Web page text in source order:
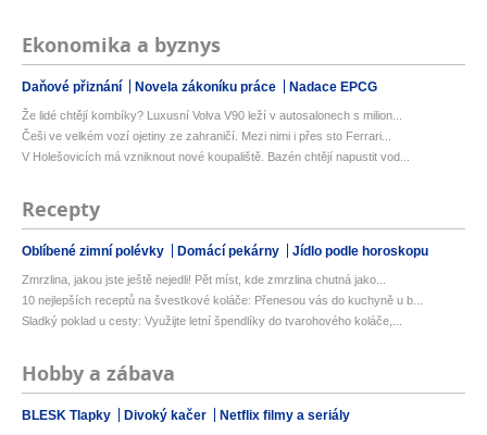
Ekonomika a byznys
Daňové přiznání Novela zákoníku práce Nadace EPCG
Že lidé chtějí kombíky? Luxusní Volva V90 leží v autosalonech s milion...
Češi ve velkém vozí ojetiny ze zahraničí. Mezi nimi i přes sto Ferrari...
V Holešovicích má vzniknout nové koupaliště. Bazén chtějí napustit vod...
Recepty
Oblíbené zimní polévky Domácí pekárny Jídlo podle horoskopu
Zmrzlina, jakou jste ještě nejedli! Pět míst, kde zmrzlina chutná jako...
10 nejlepších receptů na švestkové koláče: Přenesou vás do kuchyně u b...
Sladký poklad u cesty: Využijte letní špendlíky do tvarohového koláče,...
Hobby a zábava
BLESK Tlapky Divoký kačer Netflix filmy a seriály